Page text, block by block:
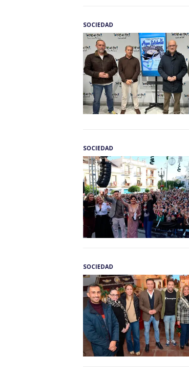
SOCIEDAD
SOCIEDAD
SOCIEDAD